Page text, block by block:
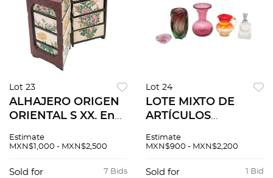
Lot 23
ALHAJERO ORIGEN
ORIENTAL S XX. En
Decorado con
Consta de 8 cajones
Estimate
MXN$1,000 - MXN$2,500
7 Bids
Sold for
Lot 24
LOTE MIXTO DE
ARTÍCULOS
DIFERENTES
cristal y vidrio de
Estimate
MXN$900 - MXN$2,200
1 Bid
Sold for